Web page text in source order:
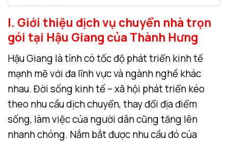
I. Giới thiệu dịch vụ chuyển nhà trọn
gói tại Hậu Giang của Thành Hưng
Hậu Giang là tỉnh có tốc độ phát triển kinh tế
mạnh mẽ với đa lĩnh vực và ngành nghề khác
nhau. Đời sống kinh tế – xã hội phát triển kéo
theo nhu cầu dịch chuyển, thay đổi địa điểm
sống, làm việc của người dân cũng tăng lên
nhanh chóng. Nắm bắt được nhu cầu đó của